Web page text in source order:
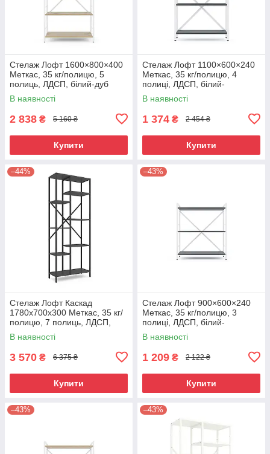
Стелаж Лофт 1600×800×400
Меткас, 35 кг/полицю, 5
полиць, ЛДСП, білий-дуб
артизан
В наявності
2 838 ₴ 5 160 ₴
Купити
Стелаж Лофт 1100×600×240
Меткас, 35 кг/полицю, 4
полиці, ЛДСП, білий-
антрацит
В наявності
1 374 ₴ 2 454 ₴
Купити
–44%
Стелаж Лофт Каскад
1780х700х300 Меткас, 35 кг/
полицю, 7 полиць, ЛДСП,
антрацит-антрацит
В наявності
3 570 ₴ 6 375 ₴
Купити
–43%
Стелаж Лофт 900×600×240
Меткас, 35 кг/полицю, 3
полиці, ЛДСП, білий-
антрацит
В наявності
1 209 ₴ 2 122 ₴
Купити
–43% –43%